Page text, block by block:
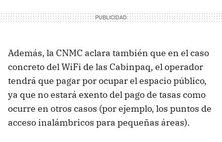
Además, la CNMC aclara también que en el caso
concreto del WiFi de las Cabinpaq, el operador
tendrá que pagar por ocupar el espacio público,
ya que no estará exento del pago de tasas como
ocurre en otros casos (por ejemplo, los puntos de
acceso inalámbricos para pequeñas áreas).